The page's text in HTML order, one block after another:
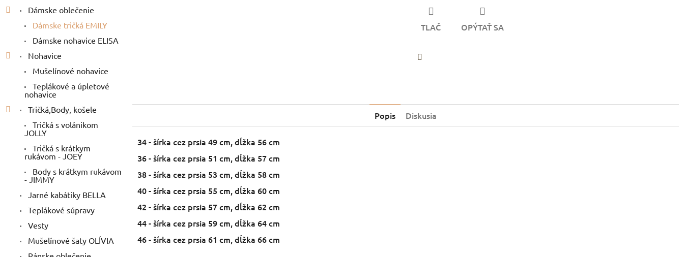
Dámske oblečenie
Dámske tričká EMILY
Dámske nohavice ELISA
Nohavice
Mušelínové nohavice
Teplákové a úpletové
nohavice
Tričká,Body, košele
Tričká s volánikom
JOLLY
Tričká s krátkym
rukávom - JOEY
Body s krátkym rukávom
- JIMMY
Jarné kabátiky BELLA
Teplákové súpravy
Vesty
Mušelínové šaty OLÍVIA
TLAČ OPÝTAŤ SA
Popis Diskusia
34 - šírka cez prsia 49 cm, dĺžka 56 cm
36 - šírka cez prsia 51 cm, dĺžka 57 cm
38 - šírka cez prsia 53 cm, dĺžka 58 cm
40 - šírka cez prsia 55 cm, dĺžka 60 cm
42 - šírka cez prsia 57 cm, dĺžka 62 cm
44 - šírka cez prsia 59 cm, dĺžka 64 cm
46 - šírka cez prsia 61 cm, dĺžka 66 cm